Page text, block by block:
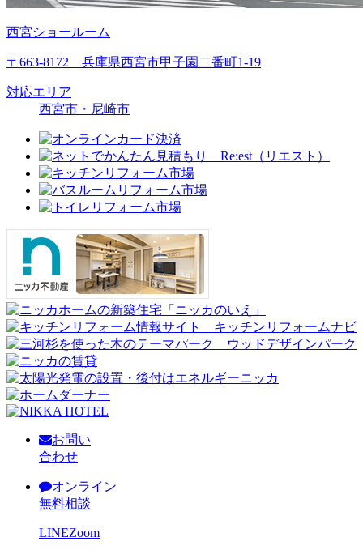
西宮ショールーム
〒663-8172 兵庫県西宮市甲子園二番町1-19
対応エリア
西宮市・尼崎市
お問い
合わせ
オンライン
無料相談
LINEZoom